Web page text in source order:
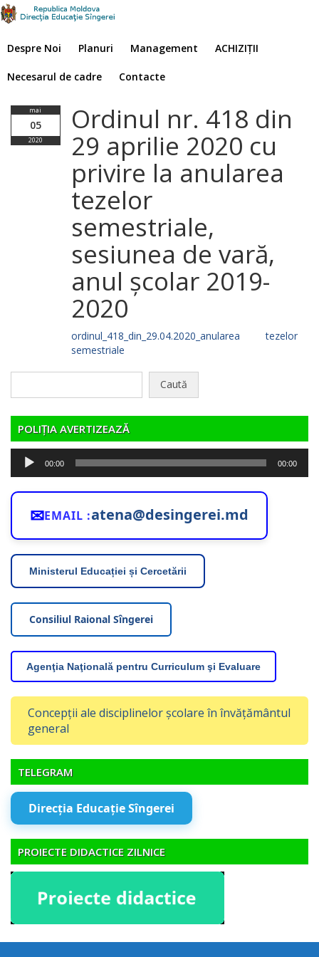
Despre Noi Planuri Management ACHIZIȚII
Necesarul de cadre Contacte
mai
05
2020
Ordinul nr. 418 din
29 aprilie 2020 cu
privire la anularea
tezelor
semestriale,
sesiunea de vară,
anul școlar 2019-
2020
ordinul_418_din_29.04.2020_anularea tezelor
semestriale
POLIȚIA AVERTIZEAZĂ
Player
audio
00:00 00:00
✉EMAIL :atena@desingerei.md
Ministerul Educației și Cercetării
Consiliul Raional Sîngerei
Agenţia Naţională pentru Curriculum şi Evaluare
Concepții ale disciplinelor școlare în învățământul
general
TELEGRAM
Direcția Educație Sîngerei
PROIECTE DIDACTICE ZILNICE